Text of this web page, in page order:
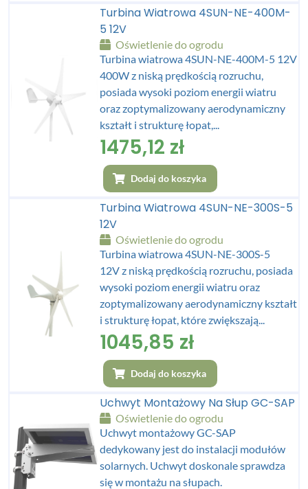
Turbina Wiatrowa 4SUN-NE-400M-
5 12V
Oświetlenie do ogrodu
Turbina wiatrowa 4SUN-NE-400M-5 12V
400W z niską prędkością rozruchu,
posiada wysoki poziom energii wiatru
oraz zoptymalizowany aerodynamiczny
kształt i strukturę łopat,...
1475,12 zł
Dodaj do koszyka
Turbina Wiatrowa 4SUN-NE-300S-5
12V
Oświetlenie do ogrodu
Turbina wiatrowa 4SUN-NE-300S-5
12V z niską prędkością rozruchu, posiada
wysoki poziom energii wiatru oraz
zoptymalizowany aerodynamiczny kształt
i strukturę łopat, które zwiększają...
1045,85 zł
Dodaj do koszyka
Uchwyt Montażowy Na Słup GC-SAP
Oświetlenie do ogrodu
Uchwyt montażowy GC-SAP
dedykowany jest do instalacji modułów
solarnych. Uchwyt doskonale sprawdza
się w montażu na słupach.